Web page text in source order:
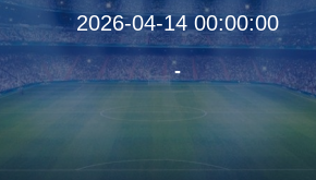
2026-04-14 00:00:00
-